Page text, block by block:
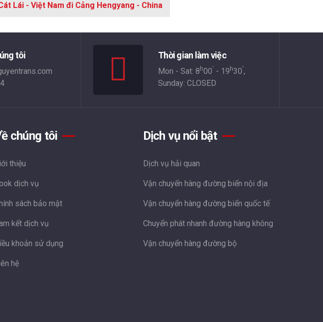
Lái - Việt Nam đi Cảng Hengyang - China
tôi Thời gian làm việc
Mon - Sat: 8 h00' - 19 h30',
Sunday: CLOSED
chúng tôi
thiệu
dịch vụ
sách bảo mật
kết dịch vụ
khoản sử dụng
hệ
Dịch vụ nổi bật
Dịch vụ hải quan
Vận chuyển hàng đường biển nội địa
Vận chuyển hàng đường biển quốc tế
Chuyển phát nhanh đường hàng không
Vận chuyển hàng đường bộ